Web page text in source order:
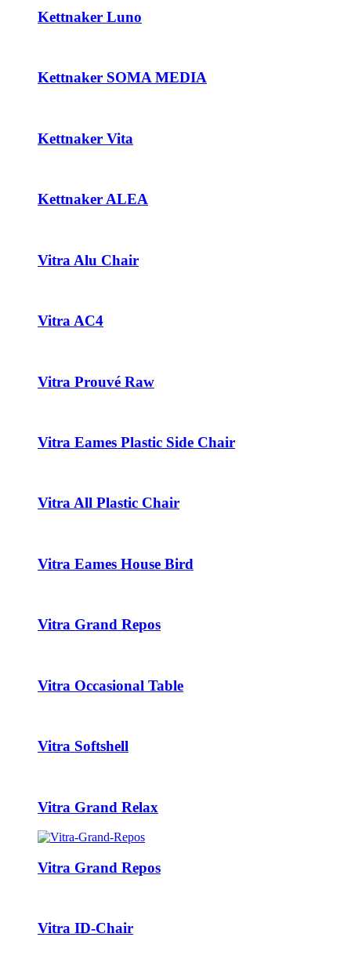
Kettnaker Luno
Kettnaker SOMA MEDIA
Kettnaker Vita
Kettnaker ALEA
Vitra Alu Chair
Vitra AC4
Vitra Prouvé Raw
Vitra Eames Plastic Side Chair
Vitra All Plastic Chair
Vitra Eames House Bird
Vitra Grand Repos
Vitra Occasional Table
Vitra Softshell
Vitra Grand Relax
Vitra Grand Repos
Vitra ID-Chair